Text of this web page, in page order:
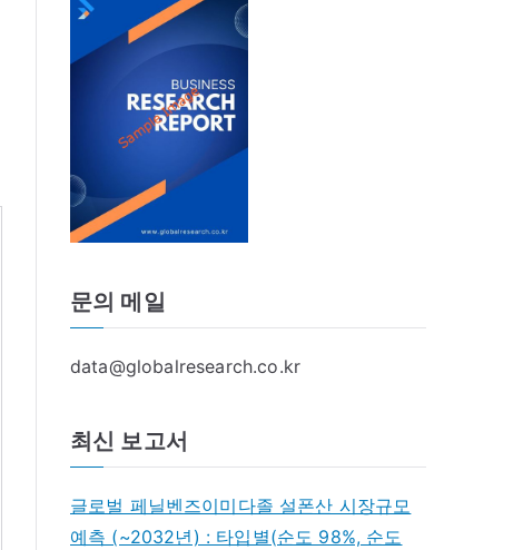
문의 메일
data@globalresearch.co.kr
최신 보고서
글로벌 페닐벤즈이미다졸 설폰산 시장규모
예측 (~2032년) : 타입별(순도 98%, 순도